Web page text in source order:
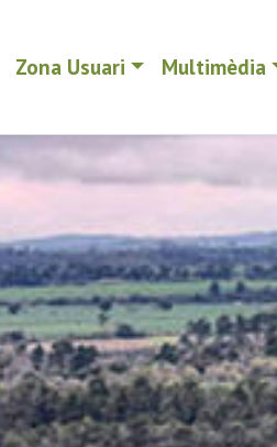
Zona Usuari Multimèdia